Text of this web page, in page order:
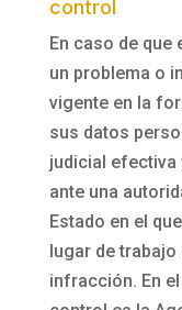
control
En caso de
un problema o
vigente en la
sus datos
judicial efectiva
ante una
Estado en el
lugar de
infracción. En